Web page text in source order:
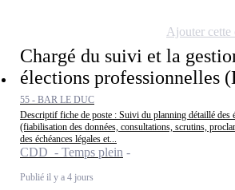
Chargé du suivi et la
élections professionnelles
55 - BAR LE DUC
Descriptif fiche de poste : Suivi du planning détaillé des
(fiabilisation des données, consultations, scrutins,
des échéances légales et...
CDD - Temps plein
Publié il y a 4 jours
Ajouter cette